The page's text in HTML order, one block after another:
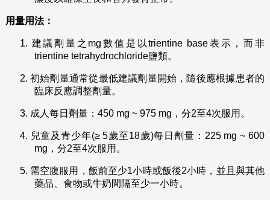
用量用法：
1. 建議劑量之mg數值是以trientine base表示，而非
trientine tetrahydrochloride鹽類。
2.初始劑量通常從最低建議劑量開始，隨後應根據患者的
臨床反應調整劑量。
3. 成人每日劑量：450 mg ~ 975 mg，分2至4次服用。
4. 兒童及青少年(≥ 5歲至18歲)每日劑量：225 mg ~ 600
mg，分2至4次服用。
5. 需空腹服用，飯前至少1小時或飯後2小時，並且與其他
藥品、食物或牛奶間隔至少一小時。